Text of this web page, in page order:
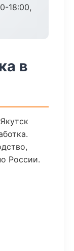
18:00,
в
России.